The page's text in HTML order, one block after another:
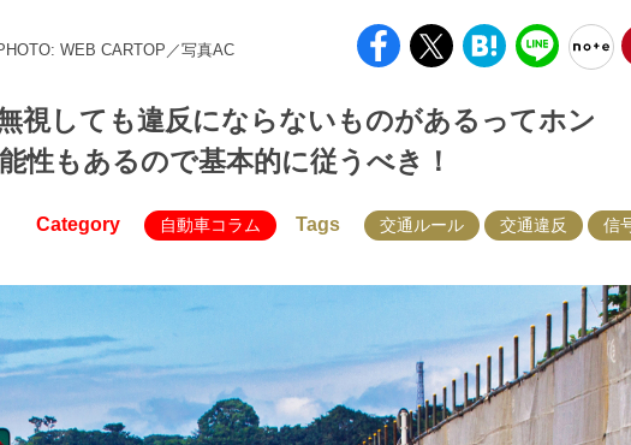
WEB CARTOP／写真AC
視しても違反にならないものがあるってホン
性もあるので基本的に従うべき！
Category 自動車コラム Tags 交通ルール 交通違反 信